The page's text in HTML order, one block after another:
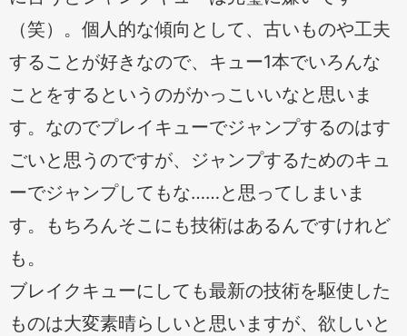
（笑）。個人的な傾向として、古いものや工夫
することが好きなので、キュー1本でいろんな
ことをするというのがかっこいいなと思いま
す。なのでプレイキューでジャンプするのはす
ごいと思うのですが、ジャンプするためのキュ
ーでジャンプしてもな……と思ってしまいま
す。もちろんそこにも技術はあるんですけれど
も。
ブレイクキューにしても最新の技術を駆使した
ものは大変素晴らしいと思いますが、欲しいと